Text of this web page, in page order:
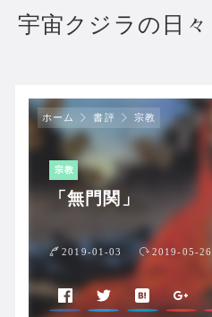
宇宙クジラの日々
ホーム 書評 宗教
宗教
「無門関」
2019-01-03 2019-05-26